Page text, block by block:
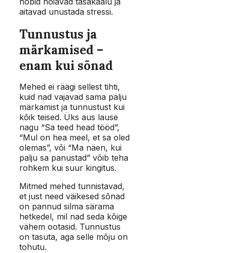
aitavad unustada stressi.
Tunnustus ja
märkamised –
enam kui sõnad
Mehed ei räägi sellest tihti,
kuid nad vajavad sama palju
märkamist ja tunnustust kui
kõik teised. Üks aus lause
nagu “Sa teed head tööd”,
“Mul on hea meel, et sa oled
olemas”, või “Ma näen, kui
palju sa panustad” võib teha
rohkem kui suur kingitus.
Mitmed mehed tunnistavad,
et just need väikesed sõnad
on pannud silma särama
hetkedel, mil nad seda kõige
vähem ootasid. Tunnustus
on tasuta, aga selle mõju on
tohutu.